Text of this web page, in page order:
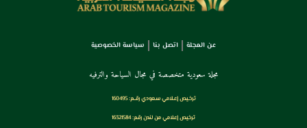
عن المجلة اتصل بنا سياسة الخصوصية
مجلة سعودية متخصصة في مجال السياحة والترفيه
ترخـيص إعـلامي سـعودي رقــم: 160495
ترخيص إعلامي من لندن رقم: 16321584